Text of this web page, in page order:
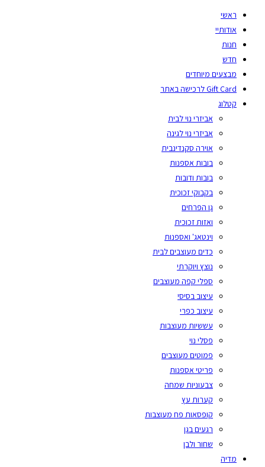
ראשי
אודותיי
חנות
חדש
מבצעים מיוחדים
Gift Card לרכישה באתר
קטלוג
אביזרי נוי לבית
אביזרי נוי לגינה
אוירה סקנדינבית
בובות אספנות
בובות ודובות
בקבוקי זכוכית
גן הפרחים
ואזות זכוכית
וינטאג' ואספנות
כדים מעוצבים לבית
נוצץ ויוקרתי
ספלי קפה מעוצבים
עיצוב בסיסי
עיצוב כפרי
עששיות מעוצבות
פסלי נוי
פמוטים מעוצבים
פריטי אספנות
צבעוניות שמחה
קערות עץ
קופסאות פח מעוצבות
רגעים בגן
שחור ולבן
מדיה